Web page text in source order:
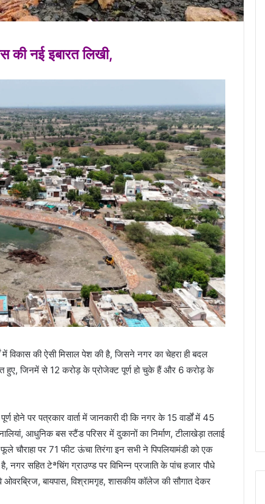
की नई इबारत लिखी,
में विकास की ऐसी मिसाल पेश की है, जिसने नगर का चेहरा ही बदल
हुए, जिनमें से 12 करोड़ के प्रोजेक्ट पूर्ण हो चुके हैं और 6 करोड़ के
होने पर पत्रकार वार्ता में जानकारी दी कि नगर के 15 वार्डों में 45
आधुनिक बस स्टैंड परिसर में दुकानों का निर्माण, टीलाखेड़ा तलाई
चौराहा पर 71 फीट ऊंचा तिरंगा इन सभी ने पिपलियामंडी को एक
सहित टेªचिंग ग्राउण्ड पर विभिन्न प्रजाति के पांच हजार पौधे
बायपास, विश्रामगृह, शासकीय कॉलेज की सौगात देकर